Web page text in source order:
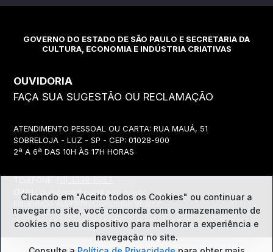
GOVERNO DO ESTADO DE SÃO PAULO E SECRETARIA DA
CULTURA, ECONOMIA E INDÚSTRIA CRIATIVAS
OUVIDORIA
FAÇA SUA SUGESTÃO OU RECLAMAÇÃO
ATENDIMENTO PESSOAL OU CARTA: RUA MAUÁ, 51
SOBRELOJA - LUZ - SP - CEP: 01028-900
2ª A 6ª DAS 10H ÀS 17H HORAS
EMAIL:
ouvidoria@cultura.sp.gov.br
ENDEREÇO ELETRÔNICO: clique abaixo
Clicando em "Aceito todos os Cookies" ou continuar a
navegar no site, você concorda com o armazenamento de
cookies no seu dispositivo para melhorar a experiência e
navegação no site.